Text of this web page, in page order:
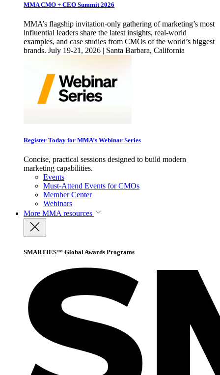
MMA CMO + CEO Summit 2026
MMA’s flagship invitation-only gathering of marketing’s most
influential leaders share the latest insights, real-world
examples, and case studies from CMOs of the world’s biggest
brands. July 19-21, 2026 | Santa Barbara, California
Register Today for MMA’s Webinar Series
Concise, practical sessions designed to build modern
marketing capabilities.
Events
Must-Attend Events for CMOs
Member Center
Webinars
More MMA resources
SMARTIES™ Global Awards Programs